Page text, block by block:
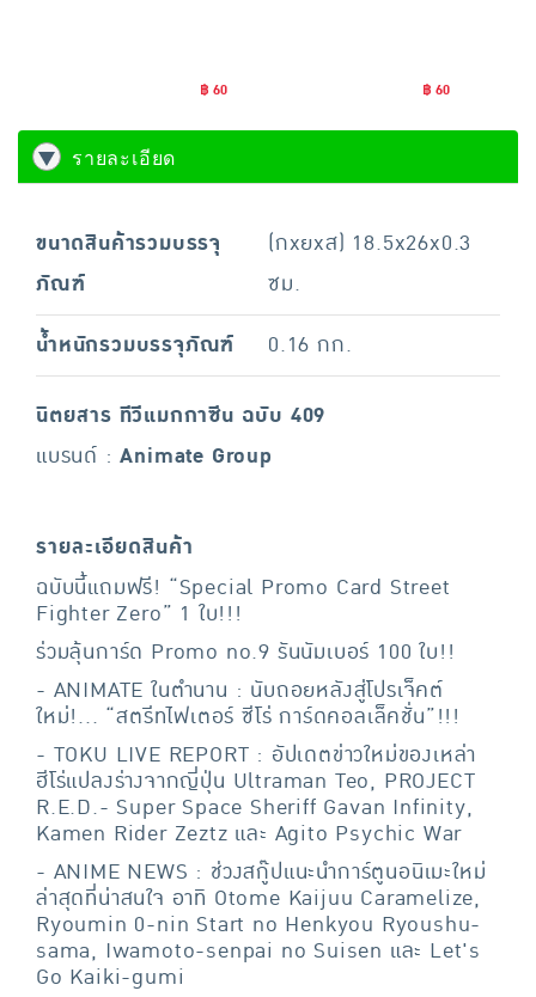
฿ 60 ฿ 60
รายละเอียด
ขนาดสินค้ารวมบรรจุ
ภัณฑ์
(กxยxส) 18.5x26x0.3
ซม.
น้ำหนักรวมบรรจุภัณฑ์
0.16 กก.
นิตยสาร ทีวีแมกกาซีน ฉบับ 409
แบรนด์ :Animate Group
รายละเอียดสินค้า
ฉบับนี้แถมฟรี! “Special Promo Card Street
Fighter Zero” 1 ใบ!!!
ร่วมลุ้นการ์ด Promo no.9 รันนัมเบอร์ 100 ใบ!!
- ANIMATE ในตำนาน : นับถอยหลังสู่โปรเจ็คต์
ใหม่!... “สตรีทไฟเตอร์ ซีโร่ การ์ดคอลเล็คชั่น”!!!
- TOKU LIVE REPORT : อัปเดตข่าวใหม่ของเหล่า
ฮีโร่แปลงร่างจากญี่ปุ่น Ultraman Teo, PROJECT
R.E.D.- Super Space Sheriff Gavan Infinity,
Kamen Rider Zeztz และ Agito Psychic War
- ANIME NEWS : ช่วงสกู๊ปแนะนำการ์ตูนอนิเมะใหม่
ล่าสุดที่น่าสนใจ อาทิ Otome Kaijuu Caramelize,
Ryoumin 0-nin Start no Henkyou Ryoushu-
sama, Iwamoto-senpai no Suisen และ Let's
Go Kaiki-gumi